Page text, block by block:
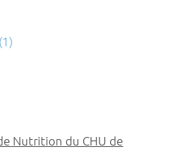
(1)
Nutrition du CHU de